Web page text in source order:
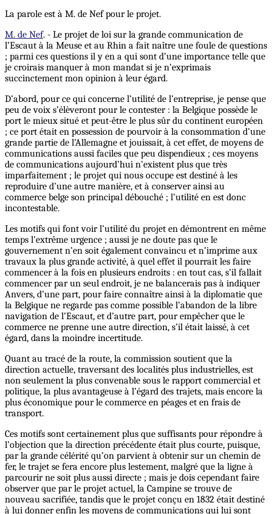
La parole est à M. de Nef pour le projet.
M. de Nef. - Le projet de loi sur la grande communication de
l’Escaut à la Meuse et au Rhin a fait naître une foule de questions
; parmi ces questions il y en a qui sont d’une importance telle que
je croirais manquer à mon mandat si je n’exprimais
succinctement mon opinion à leur égard.
D’abord, pour ce qui concerne l’utilité de l’entreprise, je pense que
peu de voix s’élèveront pour le contester : la Belgique possède le
port le mieux situé et peut-être le plus sûr du continent européen
; ce port était en possession de pourvoir à la consommation d’une
grande partie de l’Allemagne et jouissait, à cet effet, de moyens de
communications aussi faciles que peu dispendieux ; ces moyens
de communications aujourd’hui n’existent plus que très
imparfaitement ; le projet qui nous occupe est destiné à les
reproduire d’une autre manière, et à conserver ainsi au
commerce belge son principal débouché ; l’utilité en est donc
incontestable.
Les motifs qui font voir l’utilité du projet en démontrent en même
temps l’extrême urgence ; aussi je ne doute pas que le
gouvernement n’en soit également convaincu et n’imprime aux
travaux la plus grande activité, à quel effet il pourrait les faire
commencer à la fois en plusieurs endroits : en tout cas, s’il fallait
commencer par un seul endroit, je ne balancerais pas à indiquer
Anvers, d’une part, pour faire connaître ainsi à la diplomatie que
la Belgique ne regarde pas comme possible l’abandon de la libre
navigation de l’Escaut, et d’autre part, pour empêcherque le
commerce ne prenne une autre direction, s’il était laissé, à cet
égard, dans la moindre incertitude.
Quant au tracé de la route, la commission soutient que la
direction actuelle, traversant des localités plus industrielles, est
non seulement la plus convenable sous le rapport commercial et
politique, la plus avantageuse à l’égard des trajets, mais encore la
plus économique pour le commerce en péages et en frais de
transport.
Ces motifs sont certainement plus que suffisants pour répondre à
l’objection que la direction précédente était plus courte, puisque,
par la grande célérité qu’on parvient à obtenir sur un chemin de
fer, le trajet se fera encore plus lestement, malgré que la ligne à
parcourir ne soit plus aussi directe ; mais je dois cependant faire
observer que par le projet actuel, la Campine se trouve de
nouveau sacrifiée, tandis que le projet conçu en 1832 était destiné
à lui donner enfin les moyens de communications qui lui sont